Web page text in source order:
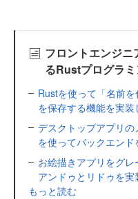
フロントエンジ
るRustプログラ
Rustを使って「名前
を保存する機能を実装
デスクトップアプリの
を使ってバックエン
お絵描きアプリをグ
アンドゥとリドゥを実
もっと読む